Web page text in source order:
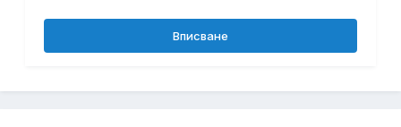
Вписване